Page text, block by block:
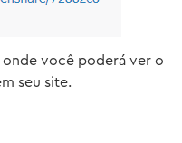
onde você poderá ver o
seu site.